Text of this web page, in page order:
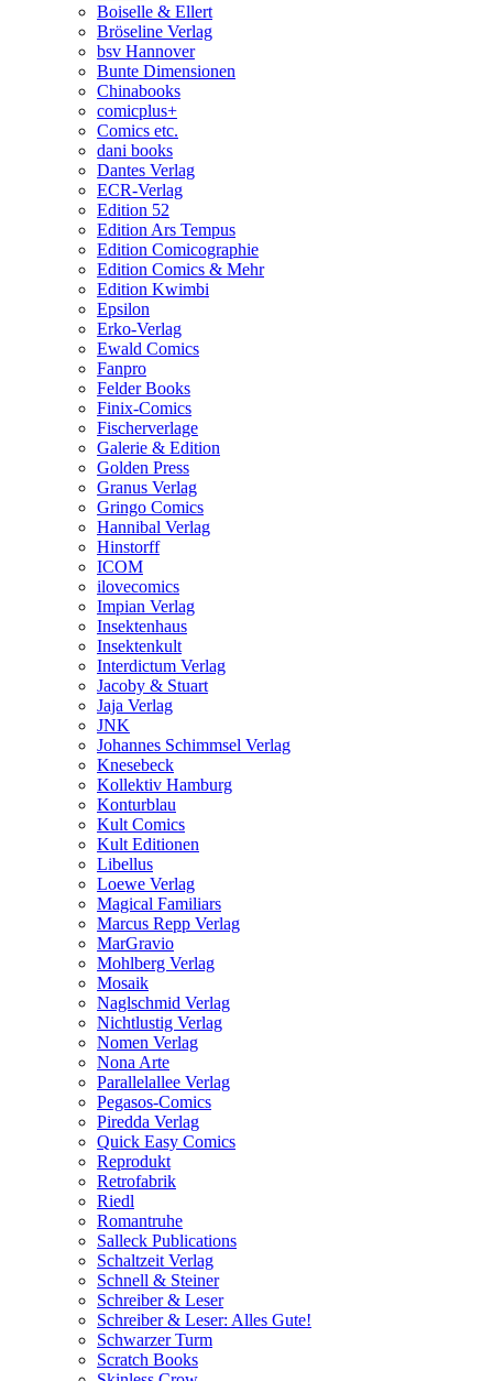
Boiselle & Ellert
Bröseline Verlag
bsv Hannover
Bunte Dimensionen
Chinabooks
comicplus+
Comics etc.
dani books
Dantes Verlag
ECR-Verlag
Edition 52
Edition Ars Tempus
Edition Comicographie
Edition Comics & Mehr
Edition Kwimbi
Epsilon
Erko-Verlag
Ewald Comics
Fanpro
Felder Books
Finix-Comics
Fischerverlage
Galerie & Edition
Golden Press
Granus Verlag
Gringo Comics
Hannibal Verlag
Hinstorff
ICOM
ilovecomics
Impian Verlag
Insektenhaus
Insektenkult
Interdictum Verlag
Jacoby & Stuart
Jaja Verlag
JNK
Johannes Schimmsel Verlag
Knesebeck
Kollektiv Hamburg
Konturblau
Kult Comics
Kult Editionen
Libellus
Loewe Verlag
Magical Familiars
Marcus Repp Verlag
MarGravio
Mohlberg Verlag
Mosaik
Naglschmid Verlag
Nichtlustig Verlag
Nomen Verlag
Nona Arte
Parallelallee Verlag
Pegasos-Comics
Piredda Verlag
Quick Easy Comics
Reprodukt
Retrofabrik
Riedl
Romantruhe
Salleck Publications
Schaltzeit Verlag
Schnell & Steiner
Schreiber & Leser
Schreiber & Leser: Alles Gute!
Schwarzer Turm
Scratch Books